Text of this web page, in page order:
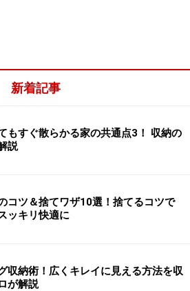
新着記事
もすぐ散らかる家の共通点3！ 収納の
説
コツ＆捨てワザ10選！捨てるコツで
ッキリ快適に
収納術！広くキレイに見える方法を収
が解説